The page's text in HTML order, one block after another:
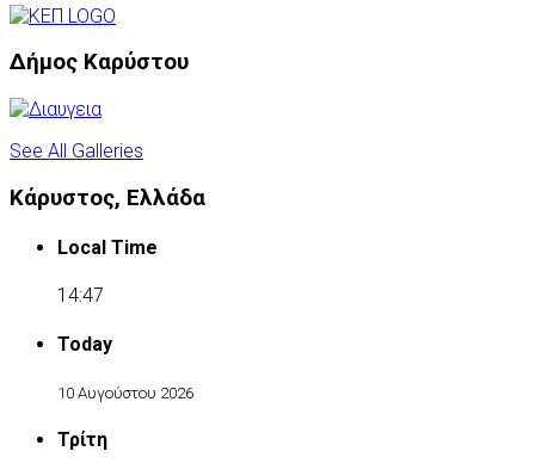
Δήμος Καρύστου
See All Galleries
Κάρυστος, Ελλάδα
Local Time
14:47
Today
10 Αυγούστου 2026
Τρίτη